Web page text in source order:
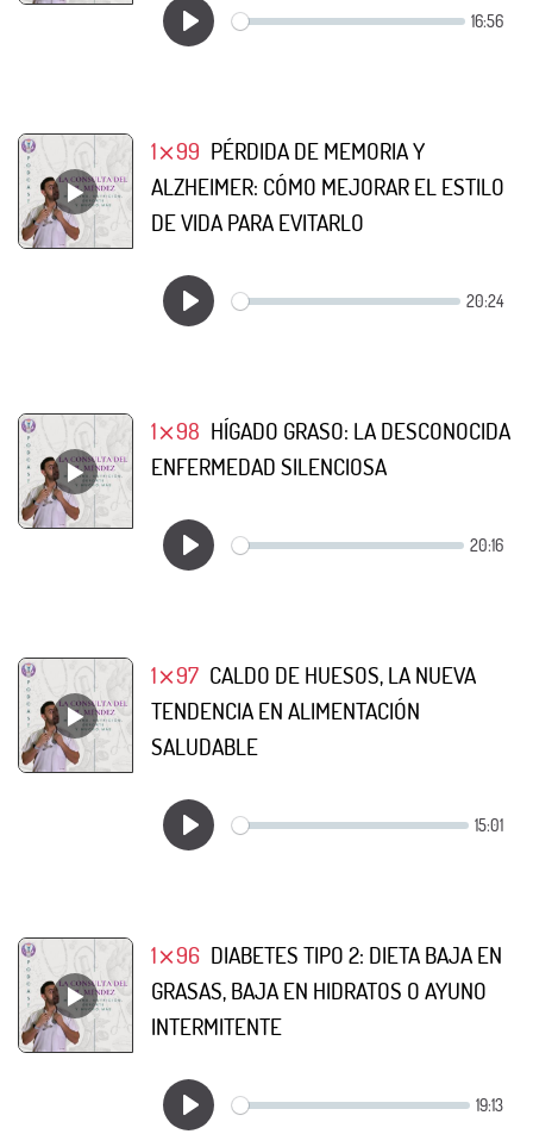
1⨯99 PÉRDIDA DE MEMORIA Y
ALZHEIMER: CÓMO MEJORAR EL ESTILO
DE VIDA PARA EVITARLO
1⨯98 HÍGADO GRASO: LA DESCONOCIDA
ENFERMEDAD SILENCIOSA
1⨯97 CALDO DE HUESOS, LA NUEVA
TENDENCIA EN ALIMENTACIÓN
SALUDABLE
1⨯96 DIABETES TIPO 2: DIETA BAJA EN
GRASAS, BAJA EN HIDRATOS O AYUNO
INTERMITENTE